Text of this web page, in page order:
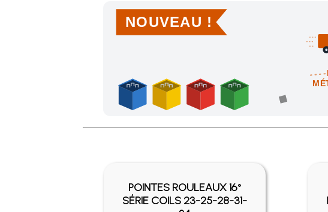
NOUVEAU !
Achetez 4 sachets ou boîtes d'agrafes ou de pointes et
POINTES ROULEAUX 16°
SÉRIE COILS 23-25-28-31-